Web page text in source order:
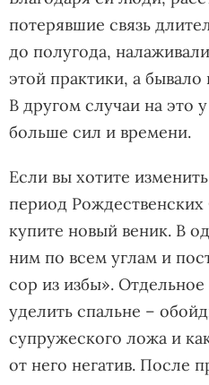
потерявшие связь
до полугода,
этой практики, а
В другом случаи на это
больше сил и времени.
Если вы хотите
период Рождественских
купите новый веник. В
ним по всем углам и
сор из избы».
уделить спальне –
супружеского ложа и
от него негатив. После